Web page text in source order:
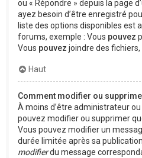
ou « Répondre » depuis la page
ayez besoin d’être enregistré
liste des options disponibles est
forums, exemple : Vous pouvez
Vous pouvez joindre des fichiers,
Haut
Comment modifier ou
À moins d’être administrateur
pouvez modifier ou supprimer
Vous pouvez modifier un
durée limitée après sa
modifierdu message